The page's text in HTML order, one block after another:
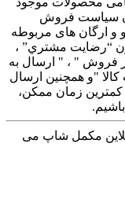
سياست فروش
و ارگان های مربوطه
“رضايت مشتري” ،
فروش " ، " ارسال به
برگشت کالا "و همچنين ارسال
زمان ممکن،
مکمل شاپ می